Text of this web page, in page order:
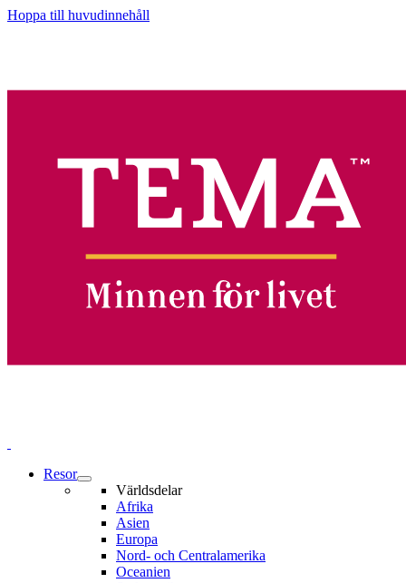
Hoppa till huvudinnehåll
Resor
Världsdelar
Afrika
Asien
Europa
Nord- och Centralamerika
Oceanien